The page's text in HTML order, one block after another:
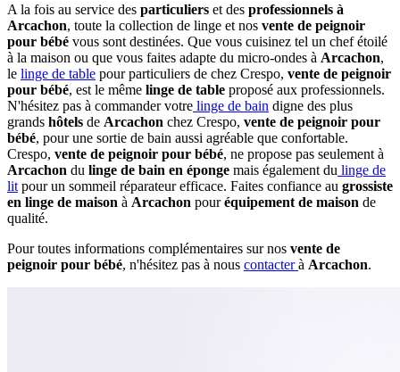
A la fois au service des particuliers et des professionnels à
Arcachon, toute la collection de linge et nos vente de peignoir
pour bébé vous sont destinées. Que vous cuisinez tel un chef étoilé
à la maison ou que vous faites adapte du micro-ondes à Arcachon,
le linge de table pour particuliers de chez Crespo, vente de peignoir
pour bébé, est le même linge de table proposé aux professionnels.
N'hésitez pas à commander votre linge de bain digne des plus
grands hôtels de Arcachon chez Crespo, vente de peignoir pour
bébé, pour une sortie de bain aussi agréable que confortable.
Crespo, vente de peignoir pour bébé, ne propose pas seulement à
Arcachon du linge de bain en éponge mais également du linge de
lit pour un sommeil réparateur efficace. Faites confiance au grossiste
en linge de maison à Arcachon pouréquipement de maison de
qualité.
Pour toutes informations complémentaires sur nos vente de
peignoir pour bébé, n'hésitez pas à nous contacterà Arcachon.